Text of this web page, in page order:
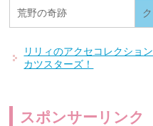
荒野の奇跡
リリィのアクセコレクショ
カツスターズ！
スポンサーリンク